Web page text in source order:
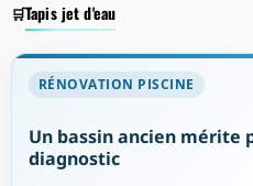
Tapis jet d'eau
RÉNOVATION PISCINE
Un bassin ancien mérite
diagnostic